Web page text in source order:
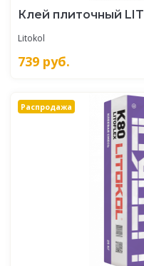
Клей плиточный
Litokol
739 руб.
Распродажа